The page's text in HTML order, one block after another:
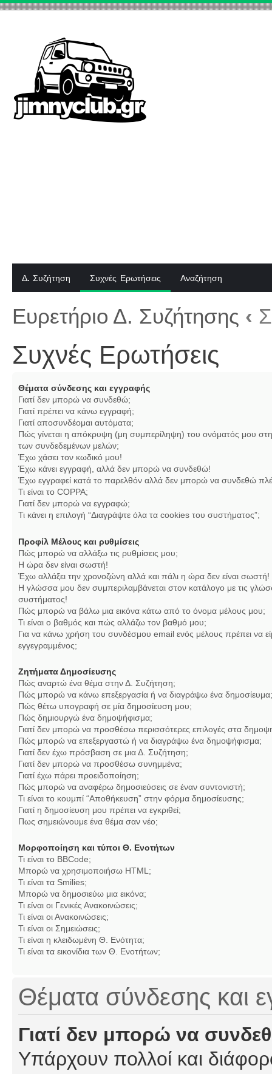
Δ. Συζήτηση Συχνές Ερωτήσεις Αναζήτηση
Ευρετήριο Δ. Συζήτησης ‹
Συχνές Ερωτήσεις
Θέματα σύνδεσης και εγγραφής
Γιατί δεν μπορώ να συνδεθώ;
Γιατί πρέπει να κάνω εγγραφή;
Γιατί αποσυνδέομαι αυτόματα;
Πώς γίνεται η απόκρυψη (μη συμπερίληψη) του ονόματός μου στη
των συνδεδεμένων μελών;
Έχω χάσει τον κωδικό μου!
Έχω κάνει εγγραφή, αλλά δεν μπορώ να συνδεθώ!
Έχω εγγραφεί κατά το παρελθόν αλλά δεν μπορώ να συνδεθώ
Τι είναι το COPPA;
Γιατί δεν μπορώ να εγγραφώ;
Τι κάνει η επιλογή “Διαγράψτε όλα τα cookies του συστήματος”;
Προφίλ Μέλους και ρυθμίσεις
Πώς μπορώ να αλλάξω τις ρυθμίσεις μου;
Η ώρα δεν είναι σωστή!
Έχω αλλάξει την χρονοζώνη αλλά και πάλι η ώρα δεν είναι σωστή!
Η γλώσσα μου δεν συμπεριλαμβάνεται στον κατάλογο με τις
συστήματος!
Πώς μπορώ να βάλω μια εικόνα κάτω από το όνομα μέλους μου;
Τι είναι ο βαθμός και πώς αλλάζω τον βαθμό μου;
Για να κάνω χρήση του συνδέσμου email ενός μέλους πρέπει να
εγγεγραμμένος;
Ζητήματα Δημοσίευσης
Πώς αναρτώ ένα θέμα στην Δ. Συζήτηση;
Πώς μπορώ να κάνω επεξεργασία ή να διαγράψω ένα δημοσίευμα;
Πώς θέτω υπογραφή σε μία δημοσίευση μου;
Πώς δημιουργώ ένα δημοψήφισμα;
Γιατί δεν μπορώ να προσθέσω περισσότερες επιλογές στα
Πώς μπορώ να επεξεργαστώ ή να διαγράψω ένα δημοψήφισμα;
Γιατί δεν έχω πρόσβαση σε μια Δ. Συζήτηση;
Γιατί δεν μπορώ να προσθέσω συνημμένα;
Γιατί έχω πάρει προειδοποίηση;
Πώς μπορώ να αναφέρω δημοσιεύσεις σε έναν συντονιστή;
Τι είναι το κουμπί “Αποθήκευση” στην φόρμα δημοσίευσης;
Γιατί η δημοσίευση μου πρέπει να εγκριθεί;
Πως σημειώνουμε ένα θέμα σαν νέο;
Μορφοποίηση και τύποι Θ. Ενοτήτων
Τι είναι το BBCode;
Μπορώ να χρησιμοποιήσω HTML;
Τι είναι τα Smilies;
Μπορώ να δημοσιεύω μια εικόνα;
Τι είναι οι Γενικές Ανακοινώσεις;
Τι είναι οι Ανακοινώσεις;
Τι είναι οι Σημειώσεις;
Τι είναι η κλειδωμένη Θ. Ενότητα;
Τι είναι τα εικονίδια των Θ. Ενοτήτων;
Θέματα σύνδεσης και
Γιατί δεν μπορώ να
Υπάρχουν πολλοί και